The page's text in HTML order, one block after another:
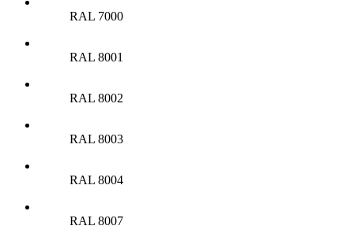
RAL 7000
RAL 8001
RAL 8002
RAL 8003
RAL 8004
RAL 8007